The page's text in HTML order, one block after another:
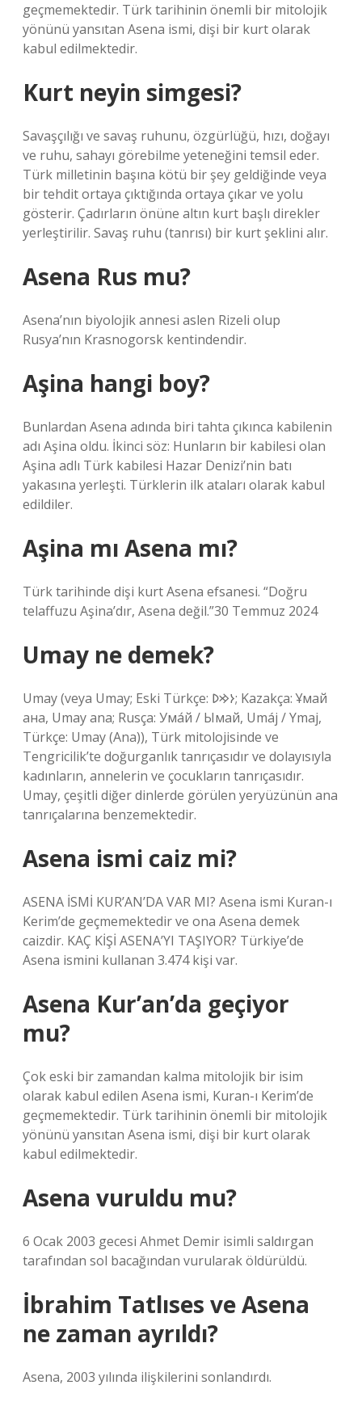
geçmemektedir. Türk tarihinin önemli bir mitolojik
yönünü yansıtan Asena ismi, dişi bir kurt olarak
kabul edilmektedir.
Kurt neyin simgesi?
Savaşçılığı ve savaş ruhunu, özgürlüğü, hızı, doğayı
ve ruhu, sahayı görebilme yeteneğini temsil eder.
Türk milletinin başına kötü bir şey geldiğinde veya
bir tehdit ortaya çıktığında ortaya çıkar ve yolu
gösterir. Çadırların önüne altın kurt başlı direkler
yerleştirilir. Savaş ruhu (tanrısı) bir kurt şeklini alır.
Asena Rus mu?
Asena’nın biyolojik annesi aslen Rizeli olup
Rusya’nın Krasnogorsk kentindendir.
Aşina hangi boy?
Bunlardan Asena adında biri tahta çıkınca kabilenin
adı Aşina oldu. İkinci söz: Hunların bir kabilesi olan
Aşina adlı Türk kabilesi Hazar Denizi’nin batı
yakasına yerleşti. Türklerin ilk ataları olarak kabul
edildiler.
Aşina mı Asena mı?
Türk tarihinde dişi kurt Asena efsanesi. “Doğru
telaffuzu Aşina’dır, Asena değil.”30 Temmuz 2024
Umay ne demek?
Umay (veya Umay; Eski Türkçe: 𐰆𐰢𐰖; Kazakça: Ұмай
aна, Umay ana; Rusça: Ума́й / Ымай, Umáj / Ymaj,
Türkçe: Umay (Ana)), Türk mitolojisinde ve
Tengricilik’te doğurganlık tanrıçasıdır ve dolayısıyla
kadınların, annelerin ve çocukların tanrıçasıdır.
Umay, çeşitli diğer dinlerde görülen yeryüzünün ana
tanrıçalarına benzemektedir.
Asena ismi caiz mi?
ASENA İSMİ KUR’AN’DA VAR MI? Asena ismi Kuran-ı
Kerim’de geçmemektedir ve ona Asena demek
caizdir. KAÇ KİŞİ ASENA’YI TAŞIYOR? Türkiye’de
Asena ismini kullanan 3.474 kişi var.
Asena Kur’an’da geçiyor
mu?
Çok eski bir zamandan kalma mitolojik bir isim
olarak kabul edilen Asena ismi, Kuran-ı Kerim’de
geçmemektedir. Türk tarihinin önemli bir mitolojik
yönünü yansıtan Asena ismi, dişi bir kurt olarak
kabul edilmektedir.
Asena vuruldu mu?
6 Ocak 2003 gecesi Ahmet Demir isimli saldırgan
tarafından sol bacağından vurularak öldürüldü.
İbrahim Tatlıses ve Asena
ne zaman ayrıldı?
Asena, 2003 yılında ilişkilerini sonlandırdı.